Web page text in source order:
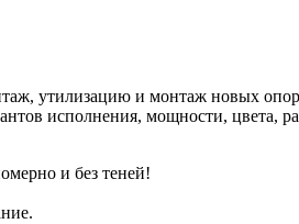
утилизацию и монтаж новых
исполнения, мощности, цвета,
и бeз тeнeй!